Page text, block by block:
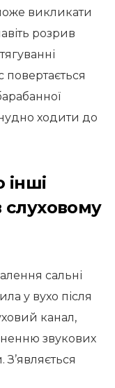
викликати
розрив
повертається
ходити до
інші
слуховому
сальні
у вухо після
канал,
звукових